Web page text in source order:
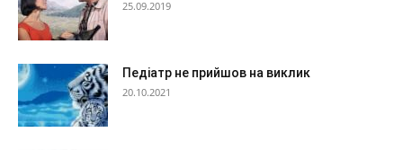
25.09.2019
Педіатр не прийшов на виклик
20.10.2021